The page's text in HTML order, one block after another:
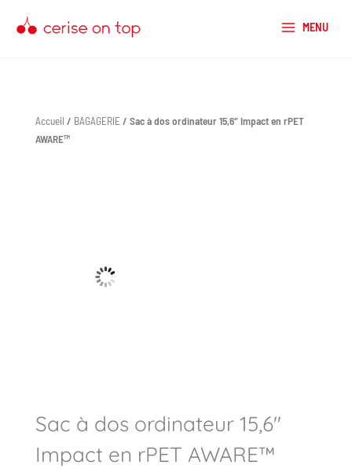
MENU
Accueil / BAGAGERIE/ Sac à dos ordinateur 15,6″ Impact en rPET
AWARE™
Sac à dos ordinateur 15,6″
Impact en rPET AWARE™